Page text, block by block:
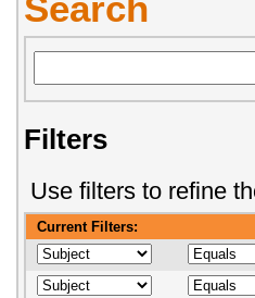
Search
Filters
Use filters to refine
Current Filters: